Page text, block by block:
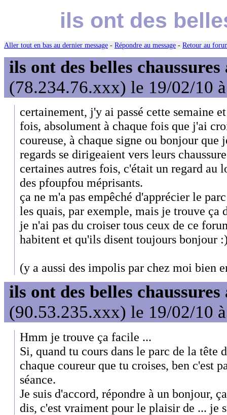
ils ont des
Aller tout en bas au dernier message - Répondre au message - Retour au
ils ont des belles
(78.234.76.xxx) le 19/02/10
certainement, j'y ai passé cette semaine
fois, absolument à chaque fois que j'ai
coureuse, à chaque signe ou bonjour que
regards se dirigeaient vers leurs
certaines autres fois, c'était un regard au
des pfoupfou méprisants.
ça ne m'a pas empêché d'apprécier le
les quais, par exemple, mais je trouve ça
je n'ai pas du croiser tous ceux de ce
habitent et qu'ils disent toujours bonjour
(y a aussi des impolis par chez moi bien
ils ont des belles
(90.53.235.xxx) le 19/02/10
Hmm je trouve ça facile ...
Si, quand tu cours dans le parc de la tête
chaque coureur que tu croises, ben c'est
séance.
Je suis d'accord, répondre à un bonjour,
dis, c'est vraiment pour le plaisir de ... je